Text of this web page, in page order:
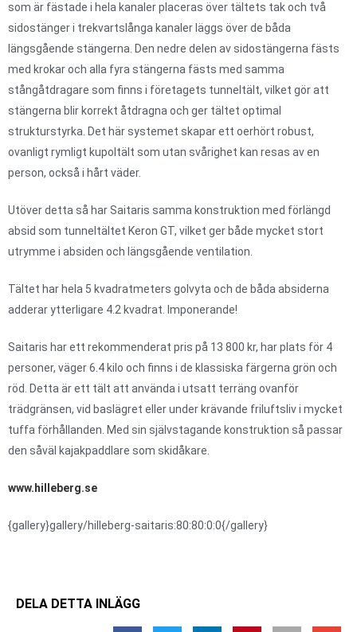
som är fästade i hela kanaler placeras över tältets tak och två
sidostänger i trekvartslånga kanaler läggs över de båda
längsgående stängerna. Den nedre delen av sidostängerna fästs
med krokar och alla fyra stängerna fästs med samma
stångåtdragare som finns i företagets tunneltält, vilket gör att
stängerna blir korrekt åtdragna och ger tältet optimal
strukturstyrka. Det här systemet skapar ett oerhört robust,
ovanligt rymligt kupoltält som utan svårighet kan resas av en
person, också i hårt väder.
Utöver detta så har Saitaris samma konstruktion med förlängd
absid som tunneltältet Keron GT, vilket ger både mycket stort
utrymme i absiden och längsgående ventilation.
Tältet har hela 5 kvadratmeters golvyta och de båda absiderna
adderar ytterligare 4.2 kvadrat. Imponerande!
Saitaris har ett rekommenderat pris på 13 800 kr, har plats för 4
personer, väger 6.4 kilo och finns i de klassiska färgerna grön och
röd. Detta är ett tält att använda i utsatt terräng ovanför
trädgränsen, vid baslägret eller under krävande friluftsliv i mycket
tuffa förhållanden. Med sin självstagande konstruktion så passar
den såväl kajakpaddlare som skidåkare.
www.hilleberg.se
{gallery}gallery/hilleberg-saitaris:80:80:0:0{/gallery}
DELA DETTA INLÄGG